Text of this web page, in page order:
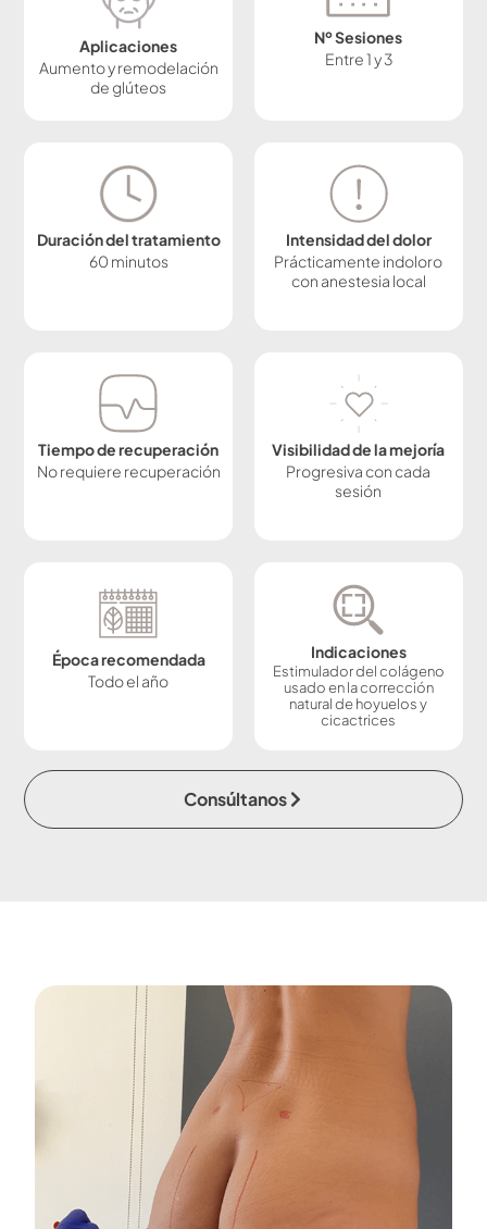
Aplicaciones
Aumento y remodelación
de glúteos
Nº Sesiones
Entre 1 y 3
Duración del tratamiento
60 minutos
Intensidad del dolor
Prácticamente indoloro
con anestesia local
Tiempo de recuperación
No requiere recuperación
Visibilidad de la mejoría
Progresiva con cada
sesión
Época recomendada
Todo el año
Indicaciones
Estimulador del colágeno
usado en la corrección
natural de hoyuelos y
cicactrices
Consúltanos